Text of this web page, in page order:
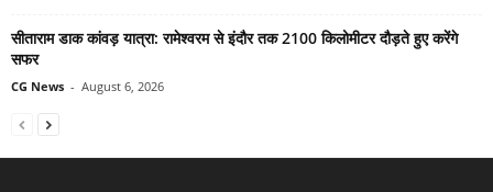
सीताराम डाक कांवड़ यात्रा: रामेश्वरम से इंदौर तक 2100 किलोमीटर दौड़ते हुए करेंगे
सफर
CG News - August 6, 2026